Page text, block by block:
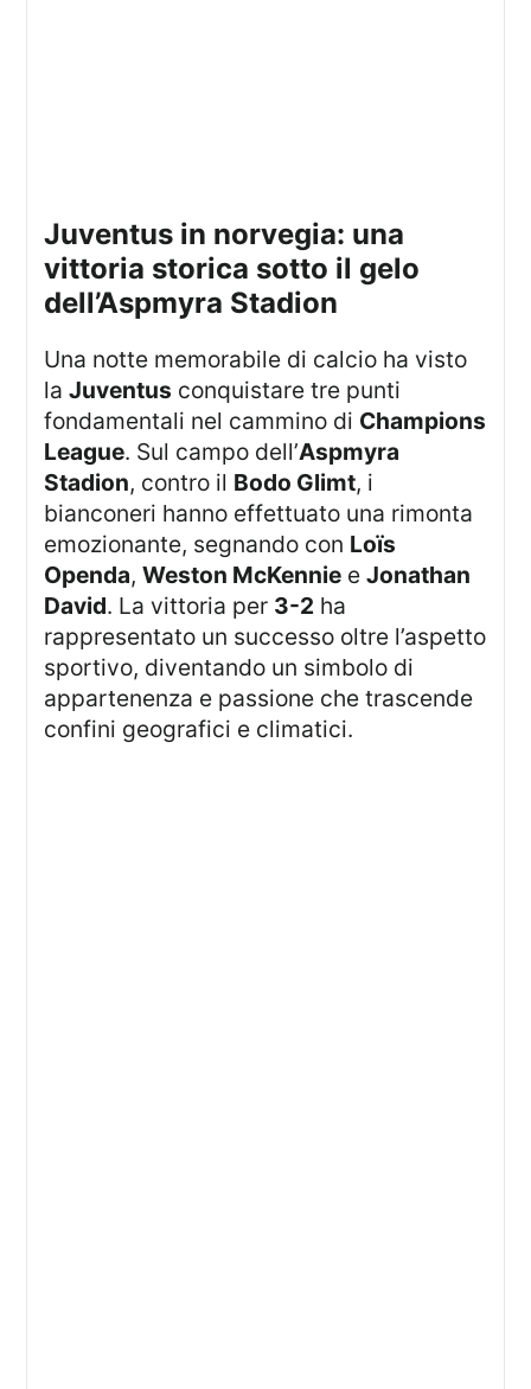
juventus in norvegia: una
vittoria storica sotto il gelo
dell’Aspmyra Stadion
Una notte memorabile di calcio ha visto
laJuventus conquistare tre punti
fondamentali nel cammino di Champions
League. Sul campo dell’Aspmyra
Stadion, contro il Bodo Glimt, i
bianconeri hanno effettuato una rimonta
emozionante, segnando con Loïs
Openda,Weston McKennie eJonathan
David. La vittoria per 3-2 ha
rappresentato un successo oltre l’aspetto
sportivo, diventando un simbolo di
appartenenza e passione che trascende
confini geografici e climatici.